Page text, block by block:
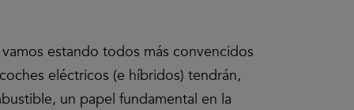
estando todos más convencidos
eléctricos (e híbridos) tendrán,
un papel fundamental en la